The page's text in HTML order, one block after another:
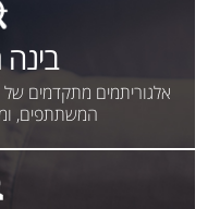
המשתתפים,